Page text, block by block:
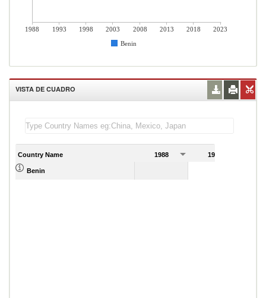
1988 1993 1998 2003 2008 2013 2018
2023
Benin
VISTA DE CUADRO
Country Name 1988 1989
Benin